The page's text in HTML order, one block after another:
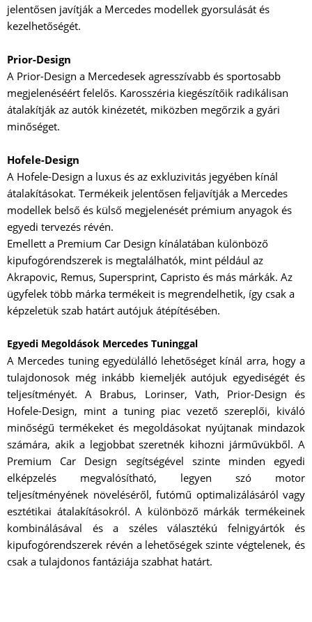
jelentősen javítják a Mercedes modellek gyorsulását és
kezelhetőségét.
Prior-Design
A Prior-Design a Mercedesek agresszívabb és sportosabb
megjelenéséért felelős. Karosszéria kiegészítőik radikálisan
átalakítják az autók kinézetét, miközben megőrzik a gyári
minőséget.
Hofele-Design
A Hofele-Design a luxus és az exkluzivitás jegyében kínál
átalakításokat. Termékeik jelentősen feljavítják a Mercedes
modellek belső és külső megjelenését prémium anyagok és
egyedi tervezés révén.
Emellett a Premium Car Design kínálatában különböző
kipufogórendszerek is megtalálhatók, mint például az
Akrapovic, Remus, Supersprint, Capristo és más márkák. Az
ügyfelek több márka termékeit is megrendelhetik, így csak a
képzeletük szab határt autójuk átépítésében.
Egyedi Megoldások Mercedes Tuninggal
A Mercedes tuning egyedülálló lehetőséget kínál arra, hogy a
tulajdonosok még inkább kiemeljék autójuk egyediségét és
teljesítményét. A Brabus, Lorinser, Vath, Prior-Design és
Hofele-Design, mint a tuning piac vezető szereplői, kiváló
minőségű termékeket és megoldásokat nyújtanak mindazok
számára, akik a legjobbat szeretnék kihozni járművükből. A
Premium Car Design segítségével szinte minden egyedi
elképzelés megvalósítható, legyen szó motor
teljesítményének növeléséről, futómű optimalizálásáról vagy
esztétikai átalakításokról. A különböző márkák termékeinek
kombinálásával és a széles választékú felnigyártók és
kipufogórendszerek révén a lehetőségek szinte végtelenek, és
csak a tulajdonos fantáziája szabhat határt.